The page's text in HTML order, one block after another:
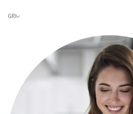
GRI